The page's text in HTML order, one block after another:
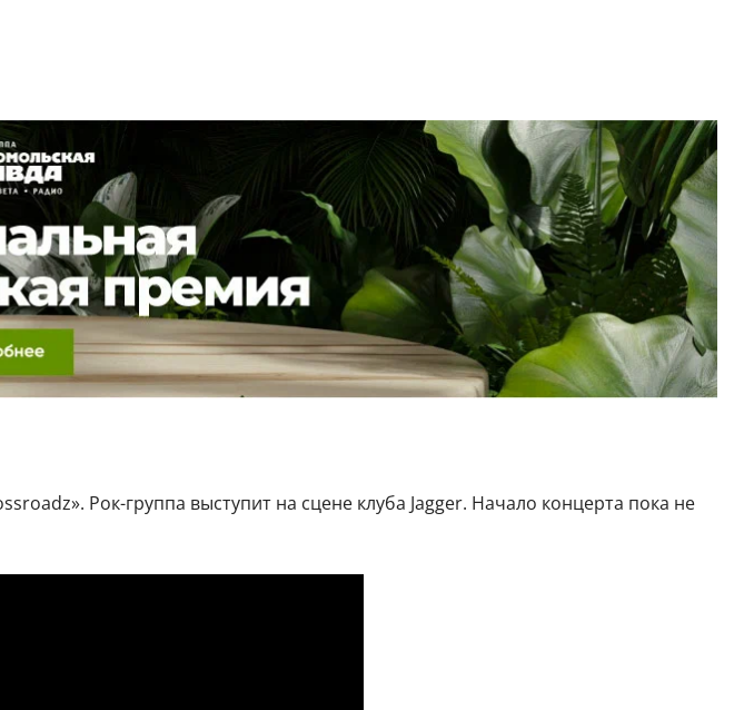
Рок-группа выступит на сцене клуба Jagger. Начало концерта пока не